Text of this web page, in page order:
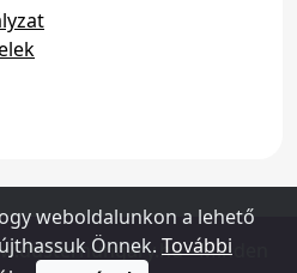
- Minden
weboldalunkon a lehető
Önnek. További